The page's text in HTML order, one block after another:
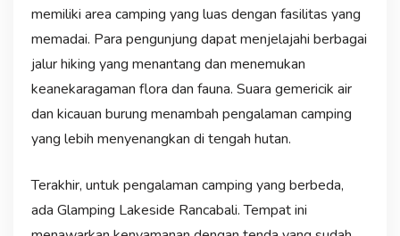
memiliki area camping yang luas dengan fasilitas yang
memadai. Para pengunjung dapat menjelajahi berbagai
jalur hiking yang menantang dan menemukan
keanekaragaman flora dan fauna. Suara gemericik air
dan kicauan burung menambah pengalaman camping
yang lebih menyenangkan di tengah hutan.
Terakhir, untuk pengalaman camping yang berbeda,
ada Glamping Lakeside Rancabali. Tempat ini